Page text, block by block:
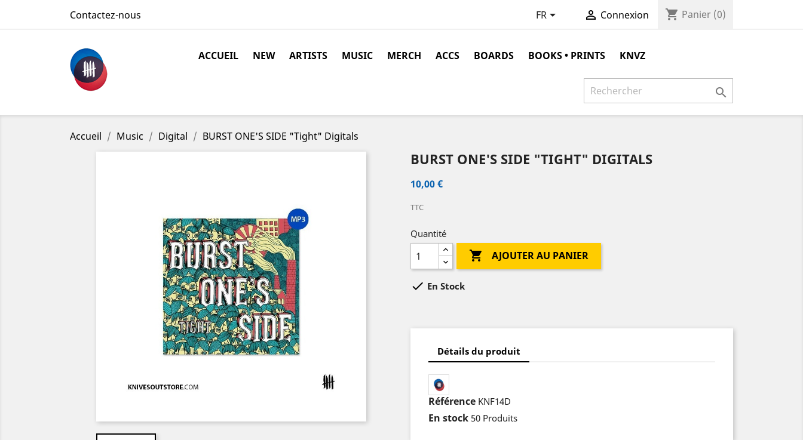
Contactez-nous FR  Connexion shopping_cart Panier (0)
ACCUEIL NEW ARTISTS MUSIC MERCH ACCS BOARDS BOOKS • PRINTS KNVZ

Accueil Music Digital BURST ONE'S SIDE "Tight" Digitals
BURST ONE'S SIDE "TIGHT" DIGITALS
10,00 €
TTC
Quantité
 AJOUTER AU PANIER
 En Stock
Détails du produit
Référence KNF14D
En stock 50 Produits